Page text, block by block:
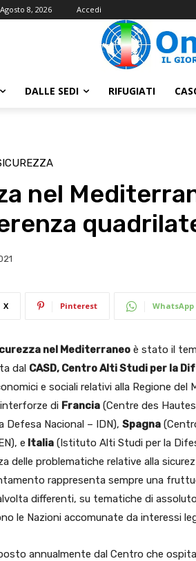
8, 2026 Accedi
DALLE SEDI RIFUGIATI
nel
X Pinterest WhatsApp
nel Mediterraneo è stato il
dal CASD, Centro Alti Studi per la
e sociali relativi alla Regione del
di Francia (Centre des
Nacional – IDN), Spagna
e Italia (Istituto Alti Studi per la
delle problematiche relative alla
rappresenta sempre una
differenti, su tematiche di
le Nazioni accomunate da interessi
annualmente dal Centro che